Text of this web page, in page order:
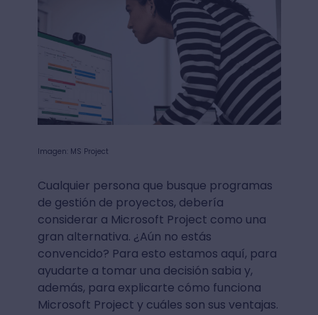
Imagen: MS Project
Cualquier persona que busque programas
de gestión de proyectos, debería
considerar a Microsoft Project como una
gran alternativa. ¿Aún no estás
convencido? Para esto estamos aquí, para
ayudarte a tomar una decisión sabia y,
además, para explicarte cómo funciona
Microsoft Project y cuáles son sus ventajas.